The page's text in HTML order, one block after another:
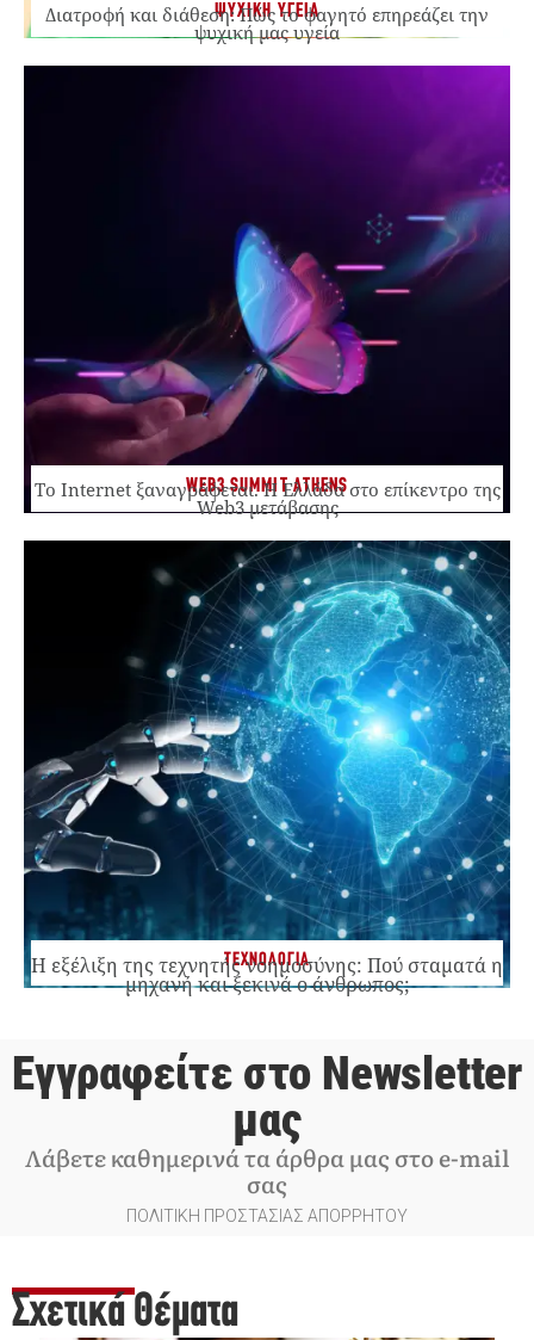
ΨΥΧΙΚΗ ΥΓΕΙΑ
Διατροφή και διάθεση: Πώς το φαγητό επηρεάζει την
ψυχική μας υγεία
WEB3 SUMMIT ATHENS
Το Internet ξαναγράφεται. Η Ελλάδα στο επίκεντρο της
Web3 μετάβασης
ΤΕΧΝΟΛΟΓΙΑ
Η εξέλιξη της τεχνητής νοημοσύνης: Πού σταματά η
μηχανή και ξεκινά ο άνθρωπος;
Εγγραφείτε στο Newsletter
μας
Λάβετε καθημερινά τα άρθρα μας στο e-mail
σας
ΠΟΛΙΤΙΚΗ ΠΡΟΣΤΑΣΙΑΣ ΑΠΟΡΡΗΤΟΥ
Σχετικά Θέματα